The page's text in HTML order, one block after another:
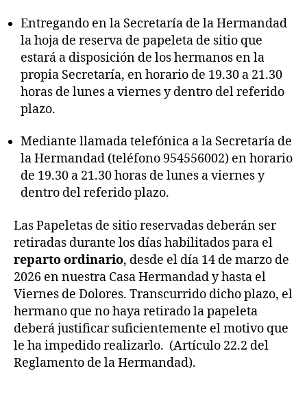
Entregando en la Secretaría de la Hermandad
la hoja de reserva de papeleta de sitio que
estará a disposición de los hermanos en la
propia Secretaría, en horario de 19.30 a 21.30
horas de lunes a viernes y dentro del referido
plazo.
Mediante llamada telefónica a la Secretaría de
la Hermandad (teléfono 954556002) en horario
de 19.30 a 21.30 horas de lunes a viernes y
dentro del referido plazo.
Las Papeletas de sitio reservadas deberán ser
retiradas durante los días habilitados para el
reparto ordinario, desde el día 14 de marzo de
2026 en nuestra Casa Hermandad y hasta el
Viernes de Dolores. Transcurrido dicho plazo, el
hermano que no haya retirado la papeleta
deberá justificar suficientemente el motivo que
le ha impedido realizarlo. (Artículo 22.2 del
Reglamento de la Hermandad).